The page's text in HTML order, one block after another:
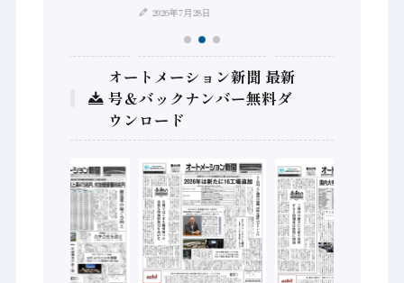
2026年7月28日
オートメーション新聞 最新
号＆バックナンバー無料ダ
ウンロード